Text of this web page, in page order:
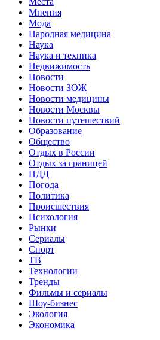
Мнения
Мода
Народная медицина
Наука
Наука и техника
Недвижимость
Новости
Новости ЗОЖ
Новости медицины
Новости Москвы
Новости путешествий
Образование
Общество
Отдых в России
Отдых за границей
ПДД
Погода
Политика
Происшествия
Психология
Рынки
Сериалы
Спорт
ТВ
Технологии
Тренды
Фильмы и сериалы
Шоу-бизнес
Экология
Экономика